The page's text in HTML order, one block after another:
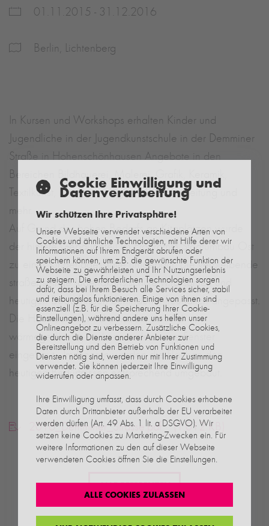
01.11.2015 - 31.12.2016
Berlin, Lichtenberg
In Kursen und Workshops erhalten Kinder und
Jugendliche in der Jugendkunstschule in der Demminer
Straße in Hohenschönhausen Angebote in den
Bereichen Bildhauerei, Malerei, Grafik, Keramik,
Textilkunst, Fotografie, digitale Bildbearbeitung und
mehr.
Auf Grund des hohen Bedarfs an Kitaplätzen wurde
der hintere Gebäudeteil im Programm Stadtumbau Ost
zu einer Kindertagesstätte umgebaut. Die verbleibende
straßenseitige Jugendkunstschule wird saniert und
heutigen Bedürfnissen behindertenfreundlich angepasst.
Die Haustechnik wird erneuert, es wird
wärmegedämmt, und es werden neue Fenster
eingebaut. Im Inneren werden die Flächen den
heutigen Bedürfnissen entsprechend umgebaut.
2016_Demminer_Strasse.pdf (1,012 KB)
ALLE REFERENZEN
Cookie Einwilligung und
Datenverarbeitung
Wir schützen Ihre Privatsphäre!
Unsere Webseite verwendet verschiedene Arten von
Cookies und ähnliche Technologien, mit Hilfe derer wir
Informationen auf Ihrem Endgerät abrufen oder
speichern können, um z.B. die gewünschte Funktion der
Webseite zu gewährleisten und Ihr Nutzungserlebnis
zu steigern. Die erforderlichen Technologien sorgen
dafür, dass bei Ihrem Besuch alle Services sicher, stabil
und reibungslos funktionieren. Einige von ihnen sind
essenziell (z.B. für die Speicherung Ihrer Cookie-
Einstellungen), während andere uns helfen unser
Onlineangebot zu verbessern. Zusätzliche Cookies,
die durch die Dienste anderer Anbieter zur
Bereitstellung und den Betrieb von Funktionen und
Diensten nötig sind, werden nur mit Ihrer Zustimmung
verwendet. Sie können jederzeit Ihre Einwilligung
widerrufen oder anpassen.
Ihre Einwilligung umfasst, dass durch Cookies erhobene
Daten durch Drittanbieter außerhalb der EU verarbeitet
werden dürfen (Art. 49 Abs. 1 lit. a DSGVO). Wir
setzen keine Cookies zu Marketing-Zwecken ein. Für
weitere Informationen zu den auf dieser Webseite
verwendeten Cookies öffnen Sie die Einstellungen.
ALLE COOKIES ZULASSEN